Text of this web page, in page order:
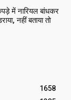
में नारियल बांधकर
नहीं बताया तो
1658